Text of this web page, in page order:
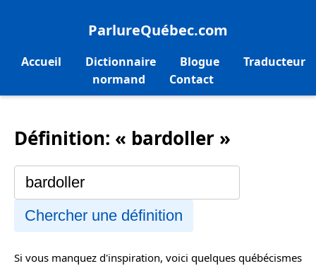
ParlureQuébec.com
Accueil Dictionnaire Blogue
Traducteur
normand
Contact
Définition: « bardoller »
Chercher une définition
Si vous manquez d'inspiration, voici quelques québécismes